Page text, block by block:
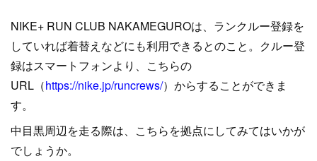
NIKE+ RUN CLUB NAKAMEGUROは、ランクルー登録を
していれば着替えなどにも利用できるとのこと。クルー登
録はスマートフォンより、こちらの
URL（https://nike.jp/runcrews/）からすることができま
す。
中目黒周辺を走る際は、こちらを拠点にしてみてはいかが
でしょうか。